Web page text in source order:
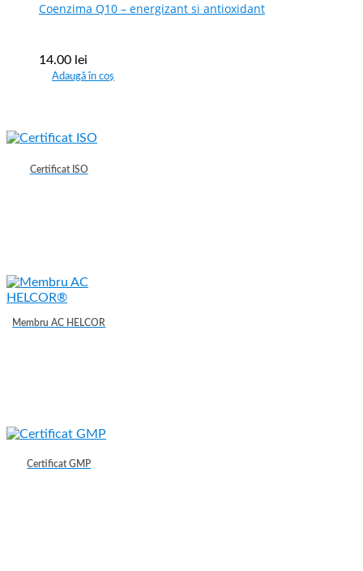
Coenzima Q10 – energizant si antioxidant
14.00 lei
Adaugă în coș
Certificat ISO
Membru AC HELCOR
Certificat GMP